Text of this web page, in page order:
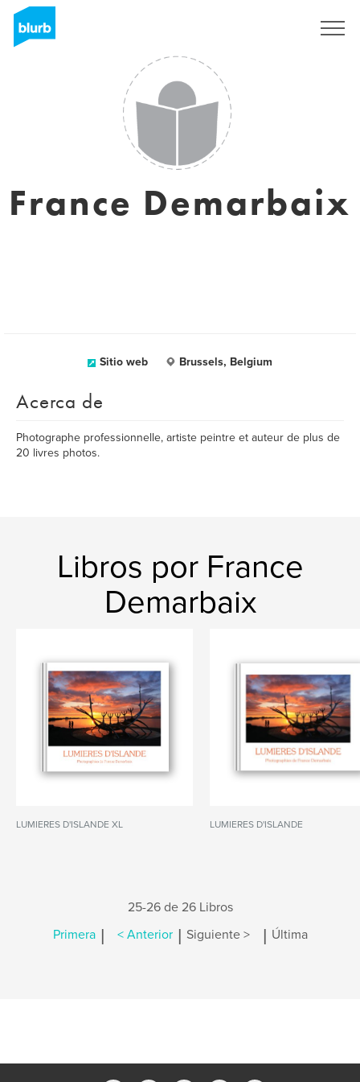
France Demarbaix
Sitio web Brussels, Belgium
Acerca de
Photographe professionnelle, artiste peintre et auteur de plus de
20 livres photos.
Libros por France
Demarbaix
LUMIERES D'ISLANDE XL LUMIERES D'ISLANDE
25-26 de 26 Libros
Primera | < Anterior | Siguiente > | Última